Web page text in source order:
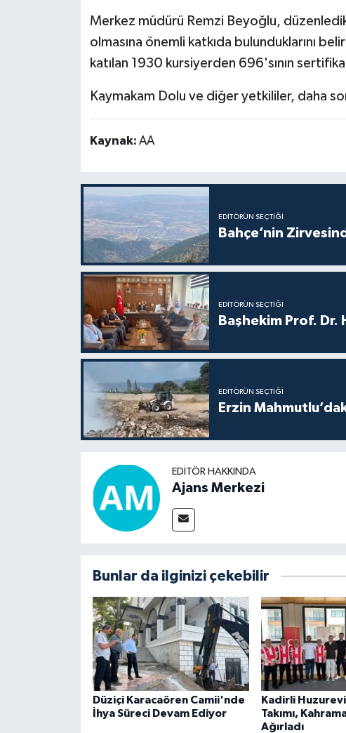
Merkez müdürü Remzi Beyoğlu,
olmasına önemli katkıda bulunduklarını
katılan 1930 kursiyerden 696'sının sertifika
Kaymakam Dolu ve diğer yetkililer, daha
Kaynak: AA
EDITÖRÜN SEÇTIĞI
Bahçe’nin
EDITÖRÜN SEÇTIĞI
Başhekim Prof. Dr.
EDITÖRÜN SEÇTIĞI
Erzin
EDITÖR HAKKINDA
Ajans Merkezi
Bunlar da ilginizi çekebilir
Düziçi Karacaören Camii'nde
İhya Süreci Devam Ediyor
Kadirli
Takımı,
Ağırladı